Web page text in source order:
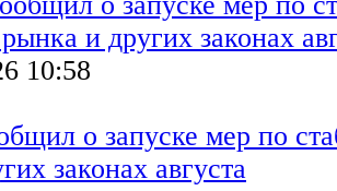
10:58
о запуске мер по
законах августа